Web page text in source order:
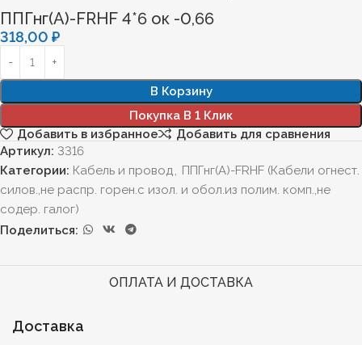
ППГнг(А)-FRHF 4*6 ок -0,66
318,00 ₽
В Корзину
Покупка В 1 Клик
Добавить в избранное
Добавить для сравнения
Артикул: 3316
Категории: Кабель и провод, ППГнг(А)-FRHF (Кабели огнест.
силов.,не распр. горен.с изол. и обол.из полим. комп.,не
содер. галог)
Поделиться:
ОПЛАТА И ДОСТАВКА
Доставка